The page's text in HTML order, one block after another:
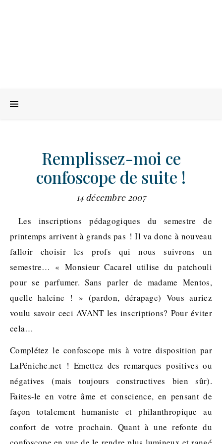
Remplissez-moi ce
confoscope de suite !
14 décembre 2007
Les inscriptions pédagogiques du semestre de
printemps arrivent à grands pas ! Il va donc à nouveau
falloir choisir les profs qui nous suivrons un
semestre… « Monsieur Cacarel utilise du patchouli
pour se parfumer. Sans parler de madame Mentos,
quelle haleine ! » (pardon, dérapage) Vous auriez
voulu savoir ceci AVANT les inscriptions? Pour éviter
cela…
Complétez le confoscope mis à votre disposition par
LaPéniche.net ! Emettez des remarques positives ou
négatives (mais toujours constructives bien sûr).
Faites-le en votre âme et conscience, en pensant de
façon totalement humaniste et philanthropique au
confort de votre prochain. Quant à une refonte du